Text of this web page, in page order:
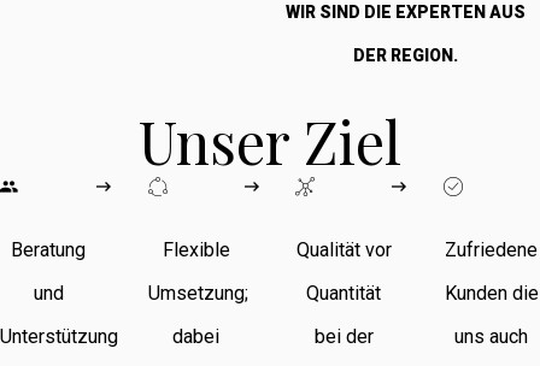
WIR SIND DIE EXPERTEN AUS
DER REGION.
Unser Ziel
Beratung
und
Unterstützung
Flexible
Umsetzung;
dabei
Qualität vor
Quantität
bei der
Zufriedene
Kunden die
uns auch